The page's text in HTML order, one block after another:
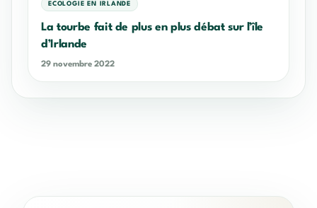
ECOLOGIE EN IRLANDE
La tourbe fait de plus en plus débat sur l’île
d’Irlande
29 novembre 2022